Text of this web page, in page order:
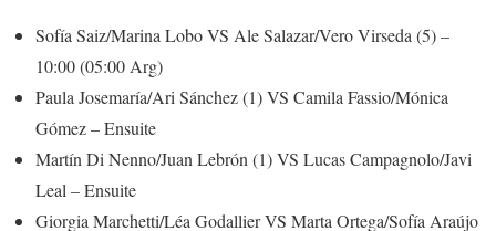
Sofía Saiz/Marina Lobo VS Ale Salazar/Vero Virseda (5) –
10:00 (05:00 Arg)
Paula Josemaría/Ari Sánchez (1) VS Camila Fassio/Mónica
Gómez – Ensuite
Martín Di Nenno/Juan Lebrón (1) VS Lucas Campagnolo/Javi
Leal – Ensuite
Giorgia Marchetti/Léa Godallier VS Marta Ortega/Sofía Araújo